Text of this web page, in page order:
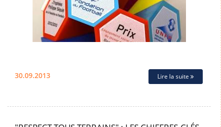
30.09.2013 Lire la suite